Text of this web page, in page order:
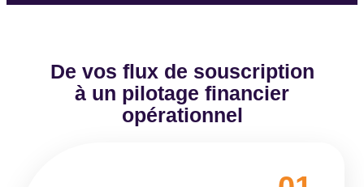
De vos flux de souscription
à un pilotage financier
opérationnel